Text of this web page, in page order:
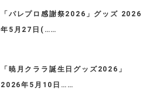
「パレプロ感謝祭2026」グッズ 2026
年5月27日(……
「暁月クララ誕生日グッズ2026」
2026年5月10日……